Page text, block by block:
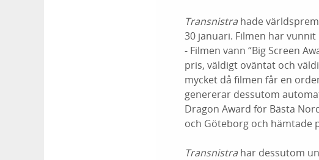
Transnistrahade
30 januari. Filmen har
- Filmen vann “Big Screen
pris, väldigt oväntat och
mycket då filmen får en
genererar dessutom
Dragon Award för Bästa
och Göteborg och hämtade
Transnistrahar dessutom